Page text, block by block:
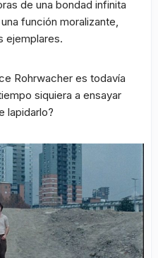
de una bondad infinita
función moralizante,
ejemplares.
Rohrwacher es todavía
siquiera a ensayar
lapidarlo?